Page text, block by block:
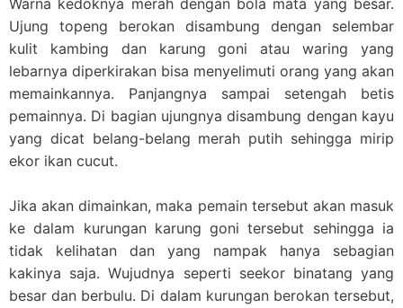
Warna kedoknya merah dengan bola mata yang besar.
Ujung topeng berokan disambung dengan selembar
kulit kambing dan karung goni atau waring yang
lebarnya diperkirakan bisa menyelimuti orang yang akan
memainkannya. Panjangnya sampai setengah betis
pemainnya. Di bagian ujungnya disambung dengan kayu
yang dicat belang-belang merah putih sehingga mirip
ekor ikan cucut.
Jika akan dimainkan, maka pemain tersebut akan masuk
ke dalam kurungan karung goni tersebut sehingga ia
tidak kelihatan dan yang nampak hanya sebagian
kakinya saja. Wujudnya seperti seekor binatang yang
besar dan berbulu. Di dalam kurungan berokan tersebut,